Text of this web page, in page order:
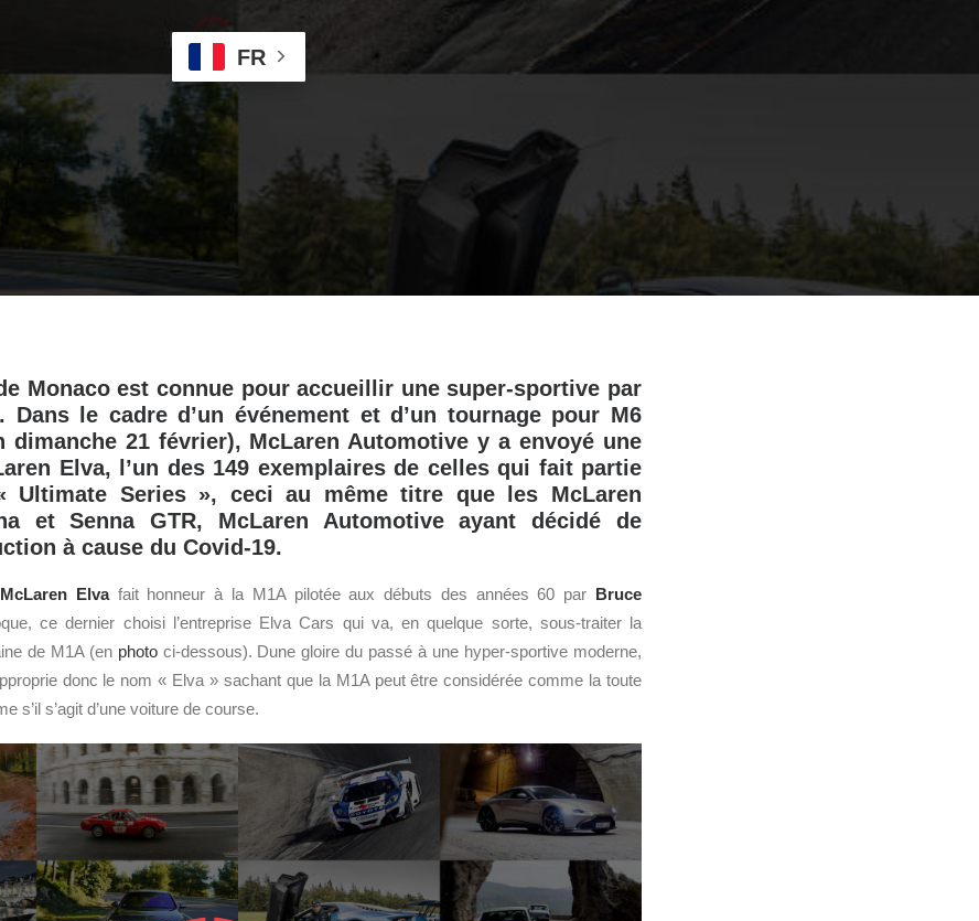
FR
Monaco est connue pour accueillir une super-sportive par
Dans le cadre d’un événement et d’un tournage pour M6
dimanche 21 février), McLaren Automotive y a envoyé une
Elva, l’un des 149 exemplaires de celles qui fait partie
Ultimate Series », ceci au même titre que les McLaren
et Senna GTR, McLaren Automotive ayant décidé de
à cause du Covid-19.
McLaren Elvafait honneur à la M1A pilotée aux débuts des années 60 par Bruce
ce dernier choisi l’entreprise Elva Cars qui va, en quelque sorte, sous-traiter la
de M1A (en photoci-dessous). Dune gloire du passé à une hyper-sportive moderne,
donc le nom « Elva » sachant que la M1A peut être considérée comme la toute
s’il s’agit d’une voiture de course.